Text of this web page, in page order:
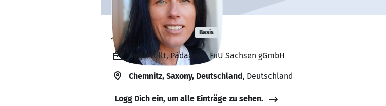
Jenny Stiller Basis
Angestellt, Pädagoge, FuU Sachsen gGmbH
Chemnitz, Saxony, Deutschland, Deutschland
Logg Dich ein, um alle Einträge zu sehen.